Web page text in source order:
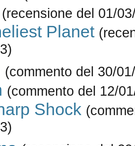
(recensione del 01/
Planet
(commento del 30/
(commento del 12/
Shock